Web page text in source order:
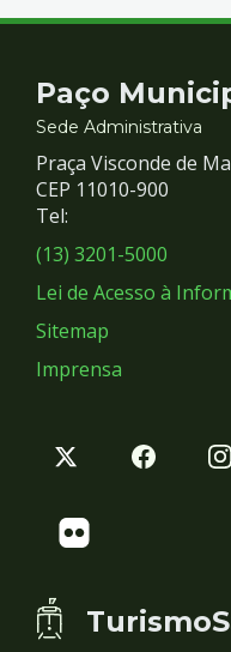
Contato
e
Redes
Sociais
Paço
Sede Administrativa
Praça Visconde de
CEP 11010-900
Tel:
(13) 3201-5000
Lei de Acesso à
Sitemap
Imprensa